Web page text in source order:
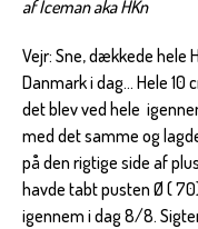
af Iceman aka HKn
Vejr: Sne, dækkede hele
Danmark i dag... Hele
det blev ved hele
med det samme og
på den rigtige side af
havde tabt pusten Ø (
igennem i dag 8/8.